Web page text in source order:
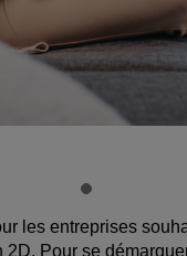
les entreprises
Pour se